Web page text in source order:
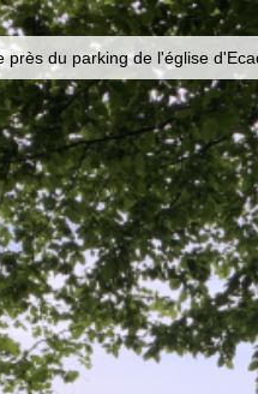
près du parking de l'église